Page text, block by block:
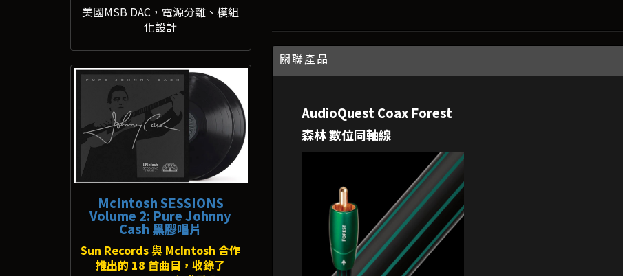
美國MSB DAC，電源分離、模組
化設計
McIntosh SESSIONS
Volume 2: Pure Johnny
Cash 黑膠唱片
Sun Records 與 McIntosh 合作
推出的 18 首曲目，收錄了
關聯產品
AudioQuest Coax Forest
森林 數位同軸線